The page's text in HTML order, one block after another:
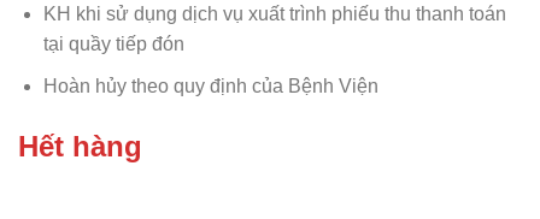
KH khi sử dụng dịch vụ xuất trình phiếu thu thanh toán
tại quầy tiếp đón
Hoàn hủy theo quy định của Bệnh Viện
Hết hàng